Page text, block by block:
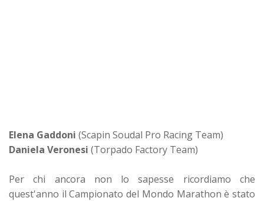
Elena Gaddoni (Scapin Soudal Pro Racing Team)
Daniela Veronesi (Torpado Factory Team)
Per chi ancora non lo sapesse ricordiamo che
quest'anno il Campionato del Mondo Marathon è stato